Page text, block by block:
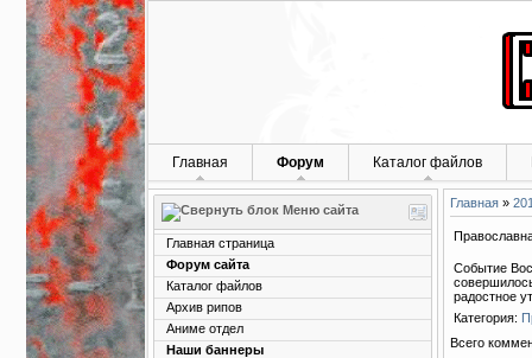
Главная Форум Каталог файлов
Меню сайта
Главная страница
Форум сайта
Каталог файлов
Архив рипов
Аниме отдел
Наши баннеры
Главная »
Событие
радостное
Категория:
Всего